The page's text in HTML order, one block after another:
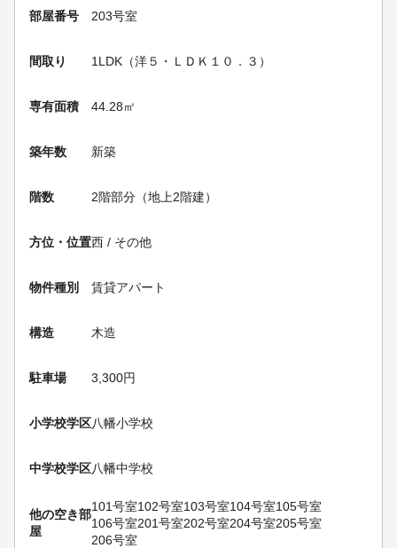
部屋番号 203号室
間取り 1LDK（洋５・ＬＤＫ１０．３）
専有面積 44.28㎡
築年数 新築
階数 2階部分（地上2階建）
方位・位置西 / その他
物件種別 賃貸アパート
構造 木造
駐車場 3,300円
小学校学区八幡小学校
中学校学区八幡中学校
他の空き部
屋
101号室102号室103号室104号室105号室
106号室201号室202号室204号室205号室
206号室